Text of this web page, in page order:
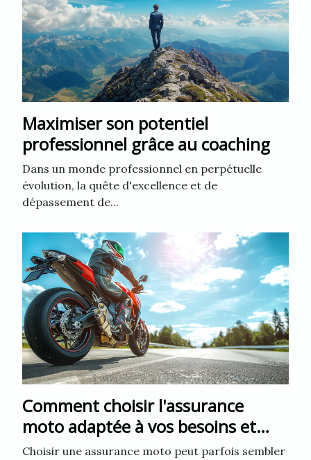
Maximiser son potentiel
professionnel grâce au coaching
Dans un monde professionnel en perpétuelle
évolution, la quête d'excellence et de
dépassement de...
Comment choisir l'assurance
moto adaptée à vos besoins et
budget
Choisir une assurance moto peut parfois sembler